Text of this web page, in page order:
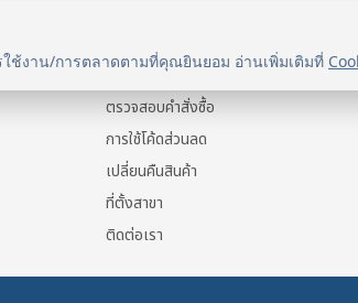
ใช้งาน/การตลาดตามที่คุณยินยอม อ่านเพิ่มเติมที่
แจ้งการชำระเงิน
ตรวจสอบคำสั่งซื้อ
การใช้โค้ดส่วนลด
เปลี่ยนคืนสินค้า
ที่ตั้งสาขา
ติดต่อเรา